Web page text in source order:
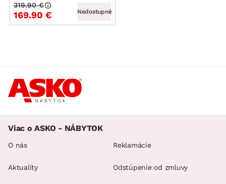
169.90 €
319.90 €
Nedostupné
Viac o ASKO - NÁBYTOK
O nás
Aktuality
Reklamácie
Odstúpenie od zmluvy